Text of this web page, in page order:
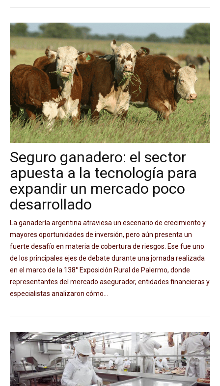
Seguro ganadero: el sector
apuesta a la tecnología para
expandir un mercado poco
desarrollado
La ganadería argentina atraviesa un escenario de crecimiento y
mayores oportunidades de inversión, pero aún presenta un
fuerte desafío en materia de cobertura de riesgos. Ese fue uno
de los principales ejes de debate durante una jornada realizada
en el marco de la 138° Exposición Rural de Palermo, donde
representantes del mercado asegurador, entidades financieras y
especialistas analizaron cómo...